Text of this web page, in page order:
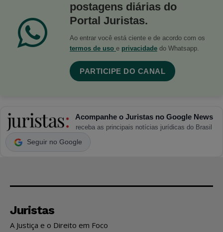
postagens diárias do
Portal Juristas.
Ao entrar você está ciente e de acordo com os
termos de uso e privacidade do Whatsapp.
PARTICIPE DO CANAL
Acompanhe o Juristas no Google News
receba as principais notícias jurídicas do Brasil
Seguir no Google
Juristas
A Justiça e o Direito em Foco